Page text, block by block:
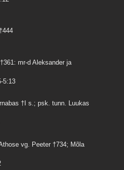
mr-d Aleksander ja
5:13
†I s.; psk. tunn. Luukas
vg. Peeter †734; Mõla